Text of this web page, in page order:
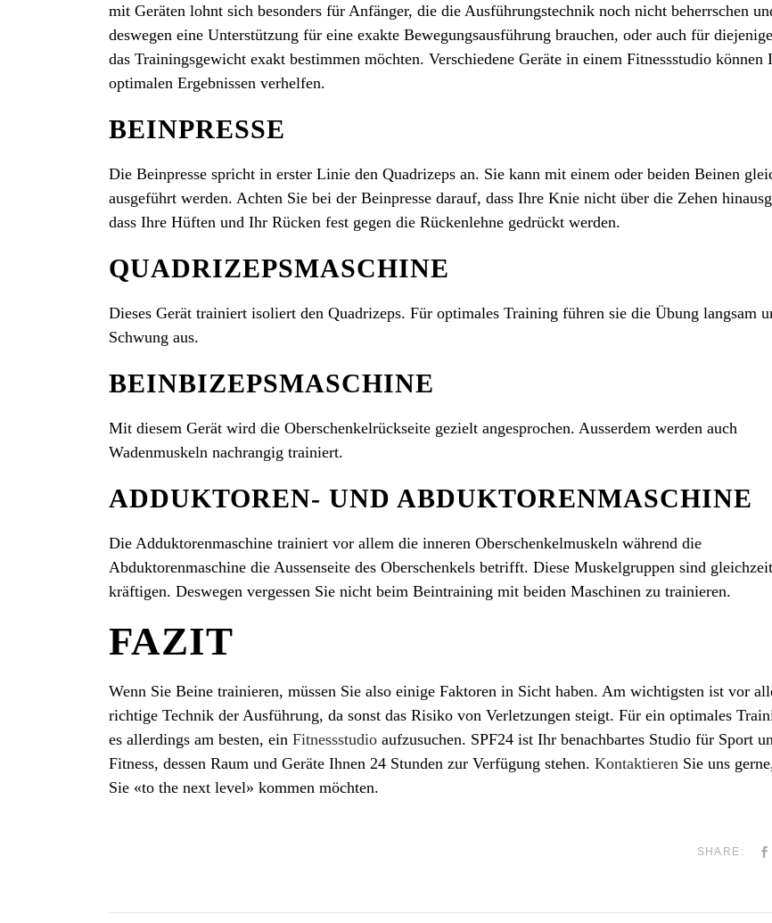
mit Geräten lohnt sich besonders für Anfänger, die die Ausführungstechnik noch nicht beherrschen
deswegen eine Unterstützung für eine exakte Bewegungsausführung brauchen, oder auch für
das Trainingsgewicht exakt bestimmen möchten. Verschiedene Geräte in einem Fitnessstudio können
optimalen Ergebnissen verhelfen.
BEINPRESSE
Die Beinpresse spricht in erster Linie den Quadrizeps an. Sie kann mit einem oder beiden Beinen
ausgeführt werden. Achten Sie bei der Beinpresse darauf, dass Ihre Knie nicht über die Zehen
dass Ihre Hüften und Ihr Rücken fest gegen die Rückenlehne gedrückt werden.
QUADRIZEPSMASCHINE
Dieses Gerät trainiert isoliert den Quadrizeps. Für optimales Training führen sie die Übung langsam
Schwung aus.
BEINBIZEPSMASCHINE
Mit diesem Gerät wird die Oberschenkelrückseite gezielt angesprochen. Ausserdem werden auch
Wadenmuskeln nachrangig trainiert.
ADDUKTOREN- UND ABDUKTORENMASCHINE
Die Adduktorenmaschine trainiert vor allem die inneren Oberschenkelmuskeln während die
Abduktorenmaschine die Aussenseite des Oberschenkels betrifft. Diese Muskelgruppen sind
kräftigen. Deswegen vergessen Sie nicht beim Beintraining mit beiden Maschinen zu trainieren.
FAZIT
Wenn Sie Beine trainieren, müssen Sie also einige Faktoren in Sicht haben. Am wichtigsten ist vor
richtige Technik der Ausführung, da sonst das Risiko von Verletzungen steigt. Für ein optimales
es allerdings am besten, ein Fitnessstudio aufzusuchen. SPF24 ist Ihr benachbartes Studio für Sport
Fitness, dessen Raum und Geräte Ihnen 24 Stunden zur Verfügung stehen. Kontaktieren Sie uns
Sie «to the next level» kommen möchten.
SHARE: